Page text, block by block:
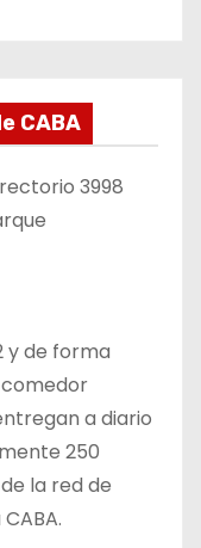
CABA
3998
y de forma
a diario
250
la red de